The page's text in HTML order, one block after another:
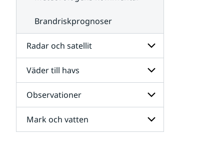
Brandriskprognoser
Radar och satellit
Undersidor
för
Radar
och
satellit
Väder till havs
Undersidor
för
Väder
till
havs
Observationer
Undersidor
för
Mark och vatten